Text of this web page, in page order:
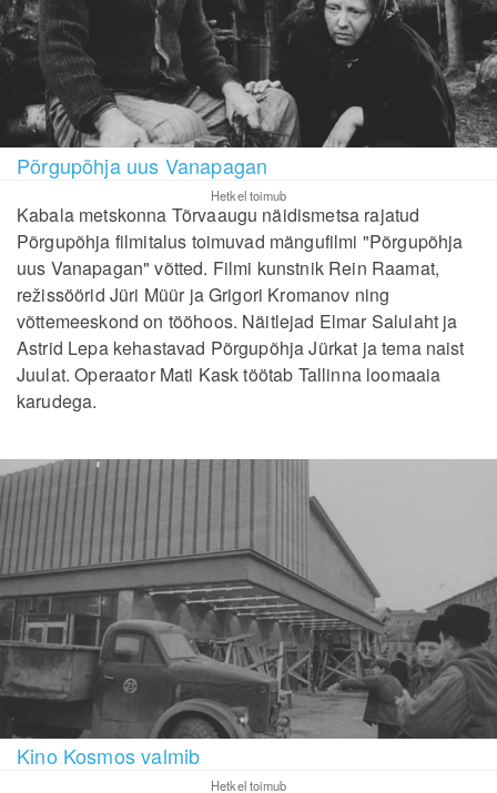
Põrgupõhja uus Vanapagan
Hetkel toimub
Kabala metskonna Tõrvaaugu näidismetsa rajatud
Põrgupõhja filmitalus toimuvad mängufilmi "Põrgupõhja
uus Vanapagan" võtted. Filmi kunstnik Rein Raamat,
režissöörid Jüri Müür ja Grigori Kromanov ning
võttemeeskond on tööhoos. Näitlejad Elmar Salulaht ja
Astrid Lepa kehastavad Põrgupõhja Jürkat ja tema naist
Juulat. Operaator Mati Kask töötab Tallinna loomaaia
karudega.
Kino Kosmos valmib
Hetkel toimub